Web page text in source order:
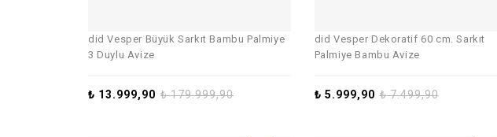
did Vesper Büyük Sarkıt Bambu Palmiye
3 Duylu Avize
₺179.999,90
₺ 13.999,90
did Vesper Dekoratif 60 cm. Sarkıt
Palmiye Bambu Avize
₺7.499,90
₺ 5.999,90